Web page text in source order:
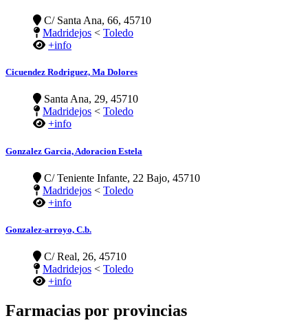
C/ Santa Ana, 66, 45710
Madridejos < Toledo
+info
Cicuendez Rodriguez, Ma Dolores
Santa Ana, 29, 45710
Madridejos < Toledo
+info
Gonzalez Garcia, Adoracion Estela
C/ Teniente Infante, 22 Bajo, 45710
Madridejos < Toledo
+info
Gonzalez-arroyo, C.b.
C/ Real, 26, 45710
Madridejos < Toledo
+info
Farmacias por provincias